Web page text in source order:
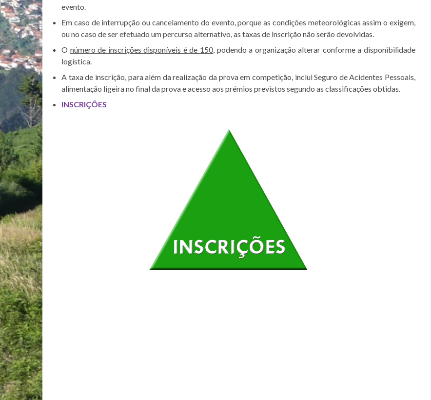
evento.
Em caso de interrupção ou cancelamento do evento, porque as condições meteorológicas assim o exigem,
ou no caso de ser efetuado um percurso alternativo, as taxas de inscrição não serão devolvidas.
O número de inscrições disponíveis é de 150, podendo a organização alterar conforme a disponibilidade
logística.
A taxa de inscrição, para além da realização da prova em competição, inclui Seguro de Acidentes Pessoais,
alimentação ligeira no final da prova e acesso aos prémios previstos segundo as classificações obtidas.
INSCRIÇÕES